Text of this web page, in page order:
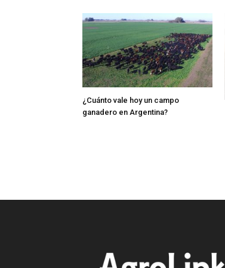
¿Cuánto vale hoy un campo
ganadero en Argentina?